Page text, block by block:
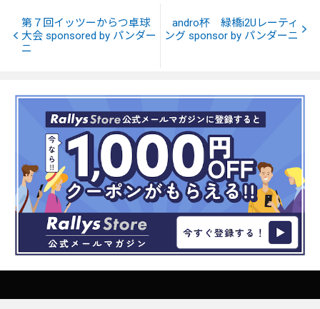
第７回イッツーからつ卓球
大会 sponsored by パンダー
ニ
andro杯 緑橋i2Uレーティ
ング sponsor by パンダーニ